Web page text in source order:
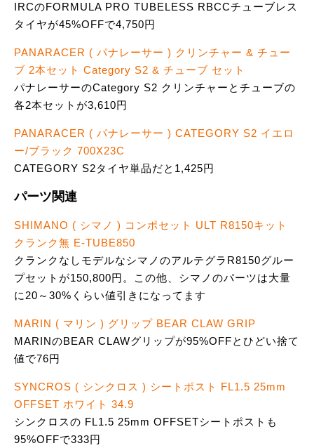
IRCのFORMULA PRO TUBELESS RBCCチューブレス
タイヤが45%OFFで4,750円
PANARACER ( パナレーサー ) クリンチャー & チュー
ブ 2本セット Category S2 & チューブ セット
パナレーサーのCategory S2 クリンチャーとチューブの
各2本セットが3,610円
PANARACER ( パナレーサー ) CATEGORY S2 イエロ
ー/ブラック 700X23C
CATEGORY S2タイヤ単品だと1,425円
パーツ関連
SHIMANO ( シマノ ) コンポセット ULT R8150キット
クランク無 E-TUBE850
クランクなしモデルなシマノのアルテグラR8150グルー
プセットが150,800円。この他、シマノのパーツは大量
に20～30%くらい値引きになってます
MARIN ( マリン ) グリップ BEAR CLAW GRIP
MARINのBEAR CLAWグリップが95%OFFとひどい捨て
値で76円
SYNCROS ( シンクロス ) シートポスト FL1.5 25mm
OFFSET ホワイト 34.9
シンクロスの FL1.5 25mm OFFSETシートポストも
95%OFFで333円